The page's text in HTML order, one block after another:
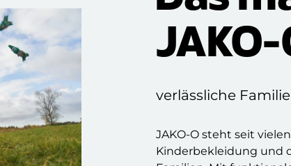
JAKO-
verlässliche
JAKO-O steht seit
Kinderbekleidung und